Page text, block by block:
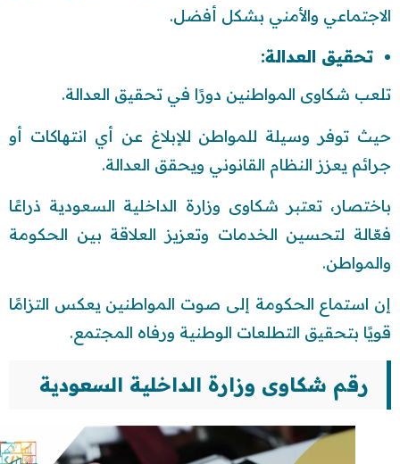
الاجتماعي والأمني بشكل أفضل.
تحقيق العدالة:
تلعب شكاوى المواطنين دورًا في تحقيق العدالة.
حيث توفر وسيلة للمواطن للإبلاغ عن أي انتهاكات أو
جرائم يعزز النظام القانوني ويحقق العدالة.
باختصار، تعتبر شكاوى وزارة الداخلية السعودية ذراعًا
فعّالة لتحسين الخدمات وتعزيز العلاقة بين الحكومة
والمواطن.
إن استماع الحكومة إلى صوت المواطنين يعكس التزامًا
قويًا بتحقيق التطلعات الوطنية ورفاه المجتمع.
رقم شكاوى وزارة الداخلية السعودية